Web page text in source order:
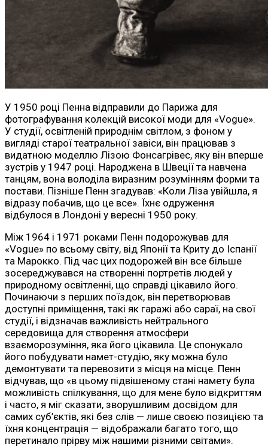
У 1950 році Пенна відправили до Парижа для
фотографування колекцій високої моди для «Vogue».
У студії, освітленій природнім світлом, з фоном у
вигляді старої театральної завіси, він працював з
видатною моделлю Лізою Фонсагрівес, яку він вперше
зустрів у 1947 році. Народжена в Швеції та навчена
танцям, вона володіла виразним розумінням форми та
постави. Пізніше Пенн згадував: «Коли Ліза увійшла, я
відразу побачив, що це все». Їхнє одруження
відбулося в Лондоні у вересні 1950 року.
Між 1964 і 1971 роками Пенн подорожував для
«Vogue» по всьому світу, від Японії та Криту до Іспанії
та Марокко. Під час цих подорожей він все більше
зосереджувався на створенні портретів людей у ​​
природному освітленні, що справді цікавило його.
Починаючи з перших поїздок, він перетворював
доступні приміщення, такі як гаражі або сараї, на свої
студії, і відзначав важливість нейтрального
середовища для створення атмосфери
взаєморозуміння, яка його цікавила. Це спонукало
його побудувати намет-студію, яку можна було
демонтувати та перевозити з місця на місце. Пенн
відчував, що «в цьому підвішеному стані намету була
можливість спілкування, що для мене було відкриттям
і часто, я міг сказати, зворушливим досвідом для
самих суб’єктів, які без слів — лише своєю позицією та
їхня концентрація — відображали багато того, що
перетинало прірву між нашими різними світами».